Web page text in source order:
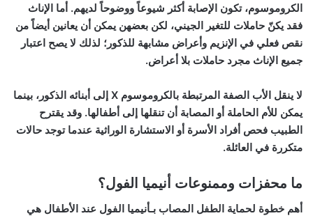
الكروموسوم، تكون الإصابة أكثر شيوعاً ووضوحاً لديهم. أما الإناث
فقد يكنّ حاملات للتغير الجيني، لكن بعضهن يمكن أن يعانين أيضاً من
نقص فعلي في الإنزيم وأعراض مشابهة للذكور؛ لذلك لا يصح اعتبار
جميع الإناث مجرد حاملات بلا أعراض.
لا ينقل الأب الصفة المرتبطة بالكروموسوم X إلى أبنائه الذكور، بينما
يمكن للأم الحاملة أو المصابة أن تنقلها إلى أطفالها. وقد يقترح
الطبيب فحص أفراد الأسرة أو الاستشارة الوراثية عندما توجد حالات
متكررة في العائلة.
ما محفزات وممنوعات أنيميا الفول؟
أهم خطوة لحماية الطفل المصاب بـأنيميا الفول عند الأطفال هي